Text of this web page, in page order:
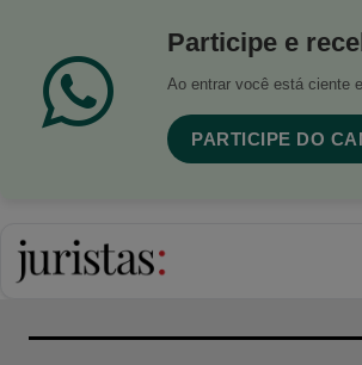
Participe e
Ao entrar você está ciente
PARTICIPE DO